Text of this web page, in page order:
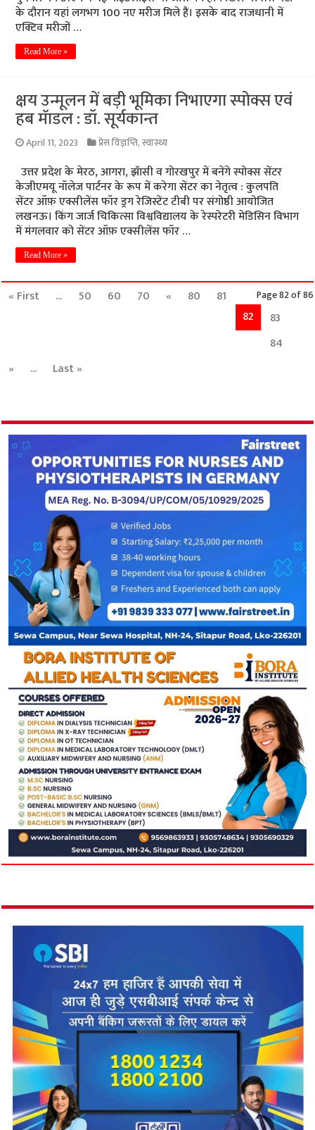
के दौरान यहां लगभग 100 नए मरीज मिले हैं। इसके बाद राजधानी में
एक्टिव मरीजों …
Read More »
क्षय उन्मूलन में बड़ी भूमिका निभाएगा स्पोक्स एवं
हब मॅाडल : डॉ. सूर्यकान्त
April 11, 2023 प्रेस विज्ञप्ति,स्वास्थ्य
उत्तर प्रदेश के मेरठ, आगरा, झॅासी व गोरखपुर में बनेंगे स्पोक्स सेंटर
केजीएमयू नॉलेज पार्टनर के रूप में करेगा सेंटर का नेतृत्व : कुलपति
सेंटर ऑफ़ एक्सीलेंस फॉर ड्रग रेजिस्टेंट टीबी पर संगोष्ठी आयोजित
लखनऊ। किंग जार्ज चिकित्सा विश्वविद्यालय के रेस्परेटरी मेडिसिन विभाग
में मंगलवार को सेंटर ऑफ़ एक्सीलेंस फॉर …
Read More »
Page 82 of 86
« First ... 50 60 70 « 80
81
82
83
84
»
... Last »